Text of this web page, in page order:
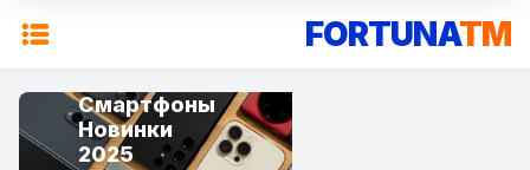
FORTUNATM
Смартфоны
Новинки
2025